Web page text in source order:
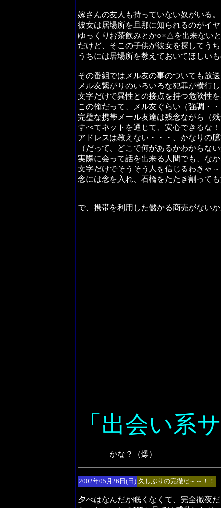
嫁さんの友人も持っていない奴がいる。
彼女は居場所を旦那に知られるのがイ
ゆっくりお茶飲みとか○×△を出来ない
だけど、そこの子供が彼女を探してう
うちには居場所を教えておいてほしい
その番組ではメル友の事のついても放
メル友繋がりのいろいろな犯罪が横行
文字だけで異性との接点を持つ危険性
この俺だって、メル友ぐらい（強調・
完璧な携帯メール友達は残念ながら（
すべてネットを通じて、安心できるな
アドレスは教えない・・・、かなりの
（だって、どこで何があるかわからな
実際に会って話を出来る人間でも、な
文字だけでそうそう人を信じるわきゃ
念には念を入れ、石橋をたたき割って
で、携帯を利用した儲かる商売がない
「出会い系
かな？（爆）
2002年05月26日(日) 久しぶりの完徹だ～～！！
夕べはなんだか眠くなくて、完全徹夜